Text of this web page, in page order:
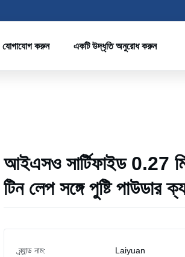
যোগাযোগ করুন একটি উদ্ধৃতি অনুরোধ করুন
আইএসও সার্টিফাইড 0.27
টিন লেপ সঙ্গে পুষ্টি পাউডার
ব্র্যান্ড নাম: Laiyuan